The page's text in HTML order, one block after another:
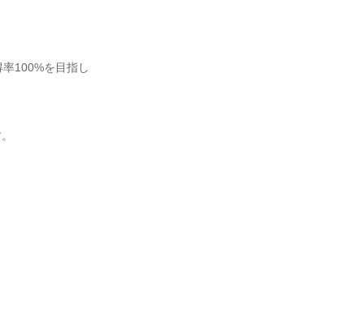
100%を目指し